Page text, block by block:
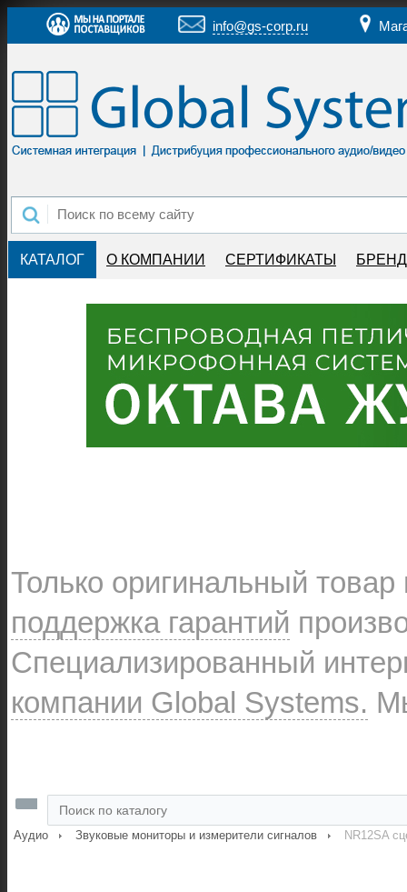
info@gs-corp.ru
КАТАЛОГ О КОМПАНИИ СЕРТИФИКАТЫ
Только оригинальный
поддержка гарантий
Специализированный
компании Global Systems.
Аудио Звуковые мониторы и измерители сигналов NR12SA